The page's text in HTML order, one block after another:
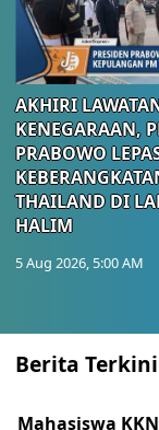
AKHIRI
KENEGARAAN,
PRABOWO
THAILAND DI
HALIM
5 Aug 2026, 5:00 AM
Berita Terkini
Mahasiswa